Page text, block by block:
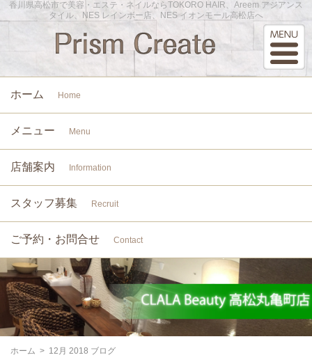
香川県高松市で美容・エステ・ネイルならTOKORO HAIR、Areem アジアンス
タイル、NES レインボー店、NES イオンモール高松店へ
ホーム Home
メニュー Menu
店舗案内 Information
スタッフ募集 Recruit
ご予約・お問合せ Contact
ホーム > 12月 2018 ブログ